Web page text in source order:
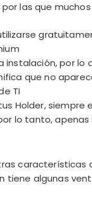
las que
instalación, por
que no
TI
Holder,
lo tanto,
tiene algunas